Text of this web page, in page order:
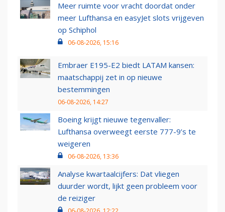
Meer ruimte voor vracht doordat onder
meer Lufthansa en easyJet slots vrijgeven
op Schiphol
06-08-2026, 15:16
Embraer E195-E2 biedt LATAM kansen:
maatschappij zet in op nieuwe
bestemmingen
06-08-2026, 14:27
Boeing krijgt nieuwe tegenvaller:
Lufthansa overweegt eerste 777-9’s te
weigeren
06-08-2026, 13:36
Analyse kwartaalcijfers: Dat vliegen
duurder wordt, lijkt geen probleem voor
de reiziger